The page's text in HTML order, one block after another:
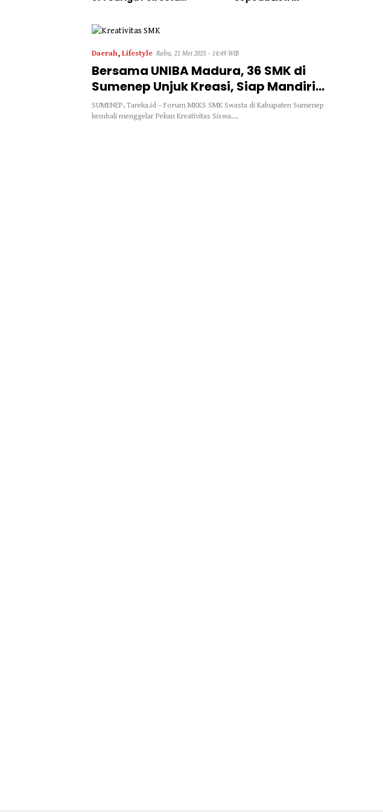
Daerah, Lifestyle Rabu, 21 Mei 2025 - 14:49 WIB
Bersama UNIBA Madura, 36 SMK di
Sumenep Unjuk Kreasi, Siap Mandiri
Sejak Dini
SUMENEP, Tareka.id – Forum MKKS SMK Swasta di Kabupaten Sumenep
kembali menggelar Pekan Kreativitas Siswa….